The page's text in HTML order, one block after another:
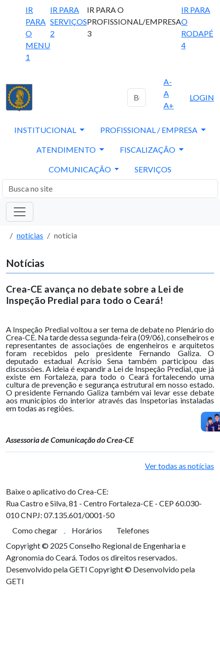
IR
PARA
O
MENU
1
IR PARA
SERVIÇOS
2
IR PARA O
PROFISSIONAL/EMPRESA
3
IR PARA
O
RODAPÉ
4
A-
A
A+
LOGIN
INSTITUCIONAL PROFISSIONAL / EMPRESA
ATENDIMENTO FISCALIZAÇÃO
COMUNICAÇÃO SERVIÇOS
notícias notícia
Notícias
Crea-CE avança no debate sobre a Lei de
Inspeção Predial para todo o Ceará!
A Inspeção Predial voltou a ser tema de debate no Plenário do
Crea-CE. Na tarde dessa segunda-feira (09/06), conselheiros e
representantes de associações de engenheiros e arquitetos
foram recebidos pelo presidente Fernando Galiza. O
deputado estadual Acrísio Sena também participou das
discussões. A ideia é expandir a Lei de Inspeção Predial, que já
existe em Fortaleza, para todo o Ceará fortalecendo uma
cultura de prevenção e segurança estrutural em nosso estado.
O presidente Fernando Galiza também vai levar esse debate
aos municípios do interior através das Inspetorias instaladas
em todas as regiões.
Assessoria de Comunicação do Crea-CE
Ver todas as notícias
Baixe o aplicativo do Crea-CE:
Rua Castro e Silva, 81 - Centro Fortaleza-CE - CEP 60.030-
010CNPJ: 07.135.601/0001-50
Como chegar
Horários
Telefones
Copyright © 2025 Conselho Regional de Engenharia e
Agronomia do Ceará. Todos os direitos reservados.
Desenvolvido pela GETI Copyright © Desenvolvido pela
GETI